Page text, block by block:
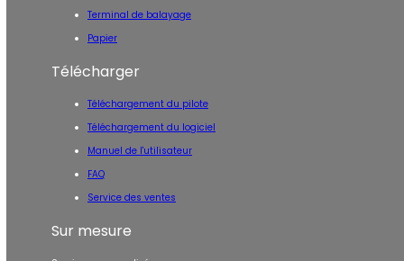
Terminal de balayage
Papier
Télécharger
Téléchargement du pilote
Téléchargement du logiciel
Manuel de l'utilisateur
FAQ
Service des ventes
Sur mesure